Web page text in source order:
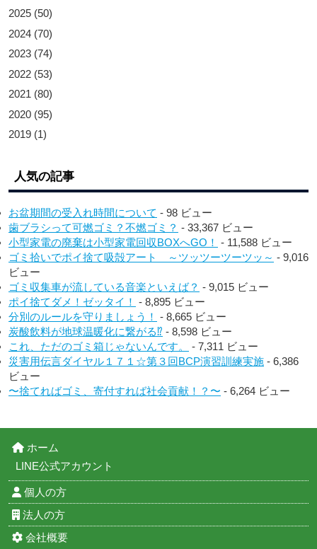
2025 (50)
2024 (70)
2023 (74)
2022 (53)
2021 (80)
2020 (95)
2019 (1)
人気の記事
お盆期間の受入れ時間について - 98 ビュー
歯ブラシって可燃ゴミ？不燃ゴミ？ - 33,367 ビュー
小型家電の廃棄は小型家電回収BOXへGO！ - 11,588 ビュー
ゴミ拾いでポイ捨て吸殻アート ～ツッツーツーツッ～ - 9,016
ビュー
ゴミ収集車が流している音楽といえば？ - 9,015 ビュー
ポイ捨てダメ！ゼッタイ！ - 8,895 ビュー
分別のルールを守りましょう！ - 8,665 ビュー
炭酸飲料が地球温暖化に繋がる⁉︎ - 8,598 ビュー
これ、ただのゴミ箱じゃないんです。
- 7,311 ビュー
災害用伝言ダイヤル１７１☆第３回BCP演習訓練実施 - 6,386
ビュー
〜捨てればゴミ、寄付すれば社会貢献！？〜 - 6,264 ビュー
ホーム
LINE公式アカウント
個人の方
法人の方
会社概要